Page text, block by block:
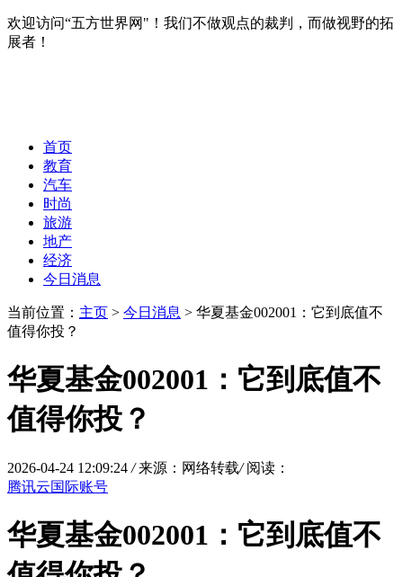
欢迎访问“五方世界网"！我们不做观点的裁判，而做视野的拓
展者！
首页
教育
汽车
时尚
旅游
地产
经济
今日消息
当前位置： 主页 > 今日消息 > 华夏基金002001：它到底值不
值得你投？
华夏基金002001：它到底值不
值得你投？
2026-04-24 12:09:24 / 来源：网络转载/ 阅读：
腾讯云国际账号
华夏基金002001：它到底值不